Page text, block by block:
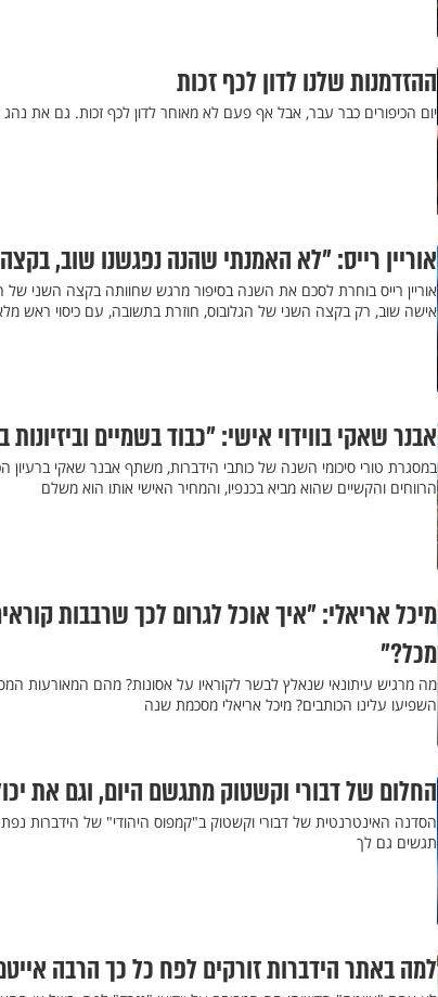
ההזדמנות שלנו לדון לכף זכות
יום הכיפורים כבר עבר, אבל אף פעם לא מאוחר לדון לכף זכות. גם את
אוריין רייס: "לא האמנתי שהנה נפגשנו שוב,
אוריין רייס בוחרת לסכם את השנה בסיפור מרגש שחוותה בקצה השני
אישה שוב, רק בקצה השני של הגלובוס, חוזרת בתשובה, עם כיסוי ראש
אבנר שאקי בווידוי אישי: "כבוד בשמיים
במסגרת טורי סיכומי השנה של כותבי הידברות, משתף אבנר שאקי ברעיון
הרווחים והקשיים שהוא מביא בכנפיו, והמחיר האישי אותו הוא משלם
מיכל אריאלי: "איך אוכל לגרום לכך שרבבות
מכל?"
מה מרגיש עיתונאי שנאלץ לבשר לקוראיו על אסונות? מהם המאורעות
השפיעו עלינו הכותבים? מיכל אריאלי מסכמת שנה
החלום של דבורי וקשטוק מתגשם היום, וגם את
הסדנה האינטרנטית של דבורי וקשטוק ב"קמפוס היהודי" של הידברות
תגשים גם לך
למה באתר הידברות זורקים לפח כל כך הרבה